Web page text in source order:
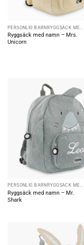
Ryggsäck med namn – Mrs.
Unicorn
PERSONLIG BARNRYGGSÄCK MED NAMN
Ryggsäck med namn – Mr.
Shark